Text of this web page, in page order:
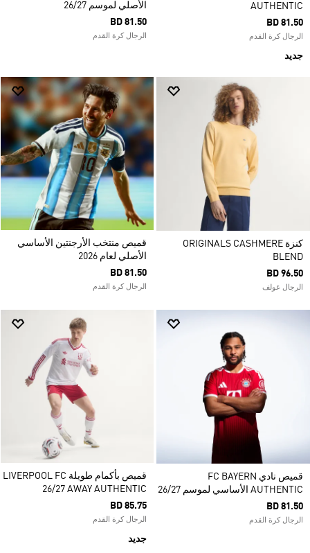
AUTHENTIC
BD 81.50
الرجال كرة القدم
جديد
الأصلي لموسم 26/27
BD 81.50
الرجال كرة القدم
كنزة ORIGINALS CASHMERE
BLEND
BD 96.50
الرجال غولف
قميص منتخب الأرجنتين الأساسي
الأصلي لعام 2026
BD 81.50
الرجال كرة القدم
قميص نادي FC BAYERN
AUTHENTIC الأساسي لموسم 26/27
BD 81.50
الرجال كرة القدم
قميص بأكمام طويلة LIVERPOOL FC
26/27 AWAY AUTHENTIC
BD 85.75
الرجال كرة القدم
جديد